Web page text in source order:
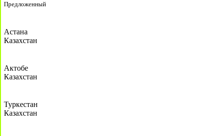
Предложенный
Астана
Казахстан
Актобе
Казахстан
Туркестан
Казахстан